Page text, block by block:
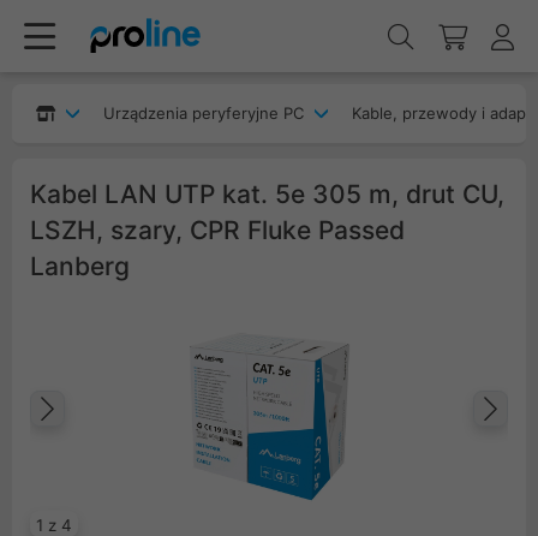
Urządzenia peryferyjne PC Kable, przewody i
Kabel LAN UTP kat. 5e 305 m, drut CU,
LSZH, szary, CPR Fluke Passed
Lanberg
1 z 4
Poprzedni